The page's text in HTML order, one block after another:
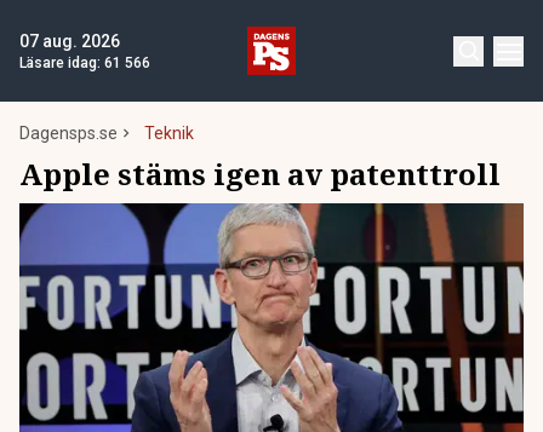
07 aug. 2026
Läsare idag: 61 566
Dagensps.se Teknik
Apple stäms igen av patenttroll